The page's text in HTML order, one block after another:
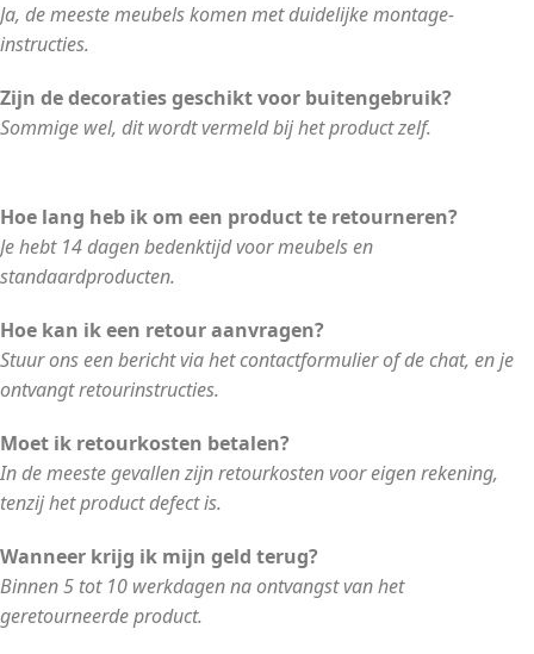
Ja, de meeste meubels komen met duidelijke montage-
instructies.
Zijn de decoraties geschikt voor buitengebruik?
Sommige wel, dit wordt vermeld bij het product zelf.
Hoe lang heb ik om een product te retourneren?
Je hebt 14 dagen bedenktijd voor meubels en
standaardproducten.
Hoe kan ik een retour aanvragen?
Stuur ons een bericht via het contactformulier of de chat, en je
ontvangt retourinstructies.
Moet ik retourkosten betalen?
In de meeste gevallen zijn retourkosten voor eigen rekening,
tenzij het product defect is.
Wanneer krijg ik mijn geld terug?
Binnen 5 tot 10 werkdagen na ontvangst van het
geretourneerde product.